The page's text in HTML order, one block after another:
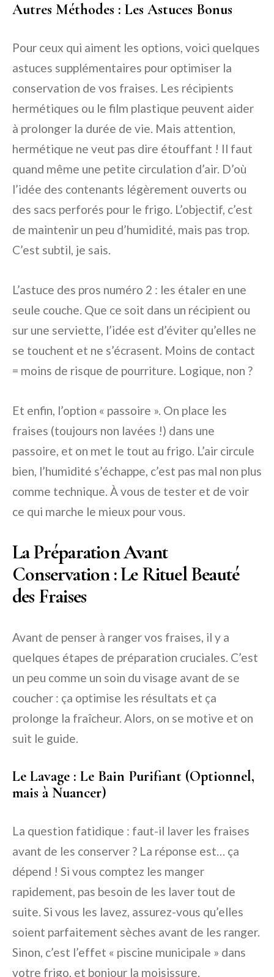
Autres Méthodes : Les Astuces Bonus
Pour ceux qui aiment les options, voici quelques
astuces supplémentaires pour optimiser la
conservation de vos fraises. Les récipients
hermétiques ou le film plastique peuvent aider
à prolonger la durée de vie. Mais attention,
hermétique ne veut pas dire étouffant ! Il faut
quand même une petite circulation d’air. D’où
l’idée des contenants légèrement ouverts ou
des sacs perforés pour le frigo. L’objectif, c’est
de maintenir un peu d’humidité, mais pas trop.
C’est subtil, je sais.
L’astuce des pros numéro 2 : les étaler en une
seule couche. Que ce soit dans un récipient ou
sur une serviette, l’idée est d’éviter qu’elles ne
se touchent et ne s’écrasent. Moins de contact
= moins de risque de pourriture. Logique, non ?
Et enfin, l’option « passoire ». On place les
fraises (toujours non lavées !) dans une
passoire, et on met le tout au frigo. L’air circule
bien, l’humidité s’échappe, c’est pas mal non plus
comme technique. À vous de tester et de voir
ce qui marche le mieux pour vous.
La Préparation Avant
Conservation : Le Rituel Beauté
des Fraises
Avant de penser à ranger vos fraises, il y a
quelques étapes de préparation cruciales. C’est
un peu comme un soin du visage avant de se
coucher : ça optimise les résultats et ça
prolonge la fraîcheur. Alors, on se motive et on
suit le guide.
Le Lavage : Le Bain Purifiant (Optionnel,
mais à Nuancer)
La question fatidique : faut-il laver les fraises
avant de les conserver ? La réponse est… ça
dépend ! Si vous comptez les manger
rapidement, pas besoin de les laver tout de
suite. Si vous les lavez, assurez-vous qu’elles
soient parfaitement sèches avant de les ranger.
Sinon, c’est l’effet « piscine municipale » dans
votre frigo, et bonjour la moisissure.